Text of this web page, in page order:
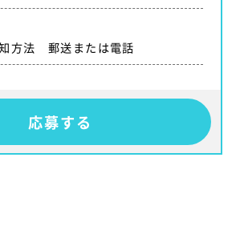
法 郵送または電話
応募する